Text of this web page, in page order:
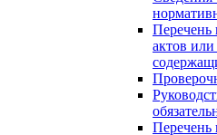
Перечень
актов
Перечень